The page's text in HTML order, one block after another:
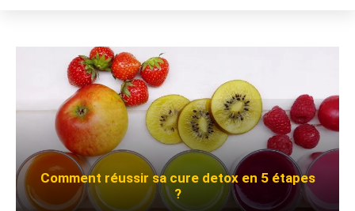
Comment réussir sa cure detox en 5 étapes
?